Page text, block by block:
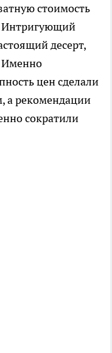
стоимость
Интригующий
десерт,
Именно
цен сделали
а рекомендации
сократили